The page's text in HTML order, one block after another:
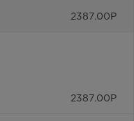
2387.00 Р
2387.00 Р